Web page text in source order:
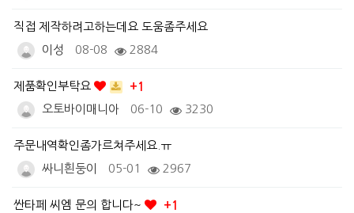
직접 제작하려고하는데요 도움좀주세요
이성
08-08 2884
제품확인부탁요
+1
오토바이매니아
06-10 3230
주문내역확인좀가르쳐주세요.ㅠ
싸니흰둥이
05-01 2967
싼타페 씨엠 문의 합니다~
+1